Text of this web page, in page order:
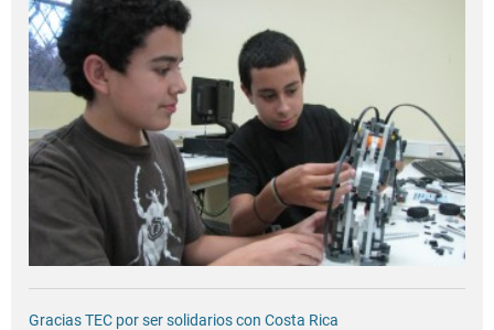
Gracias TEC por ser solidarios con Costa Rica